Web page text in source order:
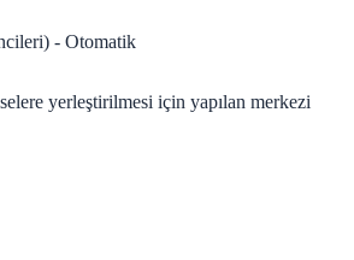
- Otomatik
yerleştirilmesi için yapılan merkezi